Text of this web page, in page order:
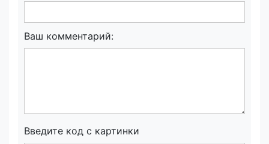
Ваш комментарий:
Введите код с картинки